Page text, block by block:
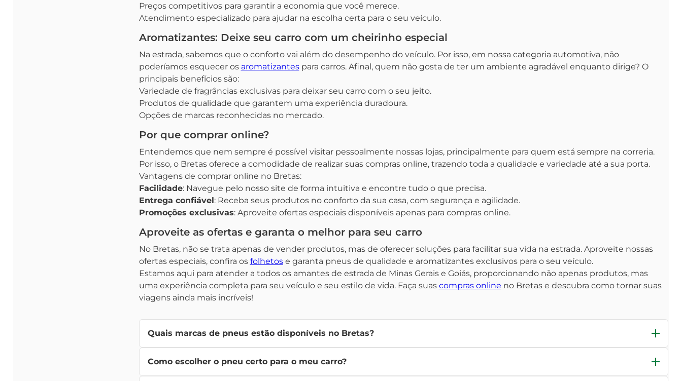
Preços competitivos para garantir a economia que você merece.
Atendimento especializado para ajudar na escolha certa para o seu veículo.
Aromatizantes: Deixe seu carro com um cheirinho especial
Na estrada, sabemos que o conforto vai além do desempenho do veículo. Por isso, em nossa categoria automotiva, não
poderíamos esquecer os aromatizantespara carros. Afinal, quem não gosta de ter um ambiente agradável enquanto dirige? O
principais benefícios são:
Variedade de fragrâncias exclusivas para deixar seu carro com o seu jeito.
Produtos de qualidade que garantem uma experiência duradoura.
Opções de marcas reconhecidas no mercado.
Por que comprar online?
Entendemos que nem sempre é possível visitar pessoalmente nossas lojas, principalmente para quem está sempre na correria.
Por isso, o Bretas oferece a comodidade de realizar suas compras online, trazendo toda a qualidade e variedade até a sua porta.
Vantagens de comprar online no Bretas:
Facilidade: Navegue pelo nosso site de forma intuitiva e encontre tudo o que precisa.
Entrega confiável: Receba seus produtos no conforto da sua casa, com segurança e agilidade.
Promoções exclusivas: Aproveite ofertas especiais disponíveis apenas para compras online.
Aproveite as ofertas e garanta o melhor para seu carro
No Bretas, não se trata apenas de vender produtos, mas de oferecer soluções para facilitar sua vida na estrada. Aproveite nossas
ofertas especiais, confira os folhetose garanta pneus de qualidade e aromatizantes exclusivos para o seu veículo.
Estamos aqui para atender a todos os amantes de estrada de Minas Gerais e Goiás, proporcionando não apenas produtos, mas
uma experiência completa para seu veículo e seu estilo de vida. Faça suas compras online no Bretas e descubra como tornar suas
viagens ainda mais incríveis!
Quais marcas de pneus estão disponíveis no Bretas?
pneuideal para seu veículo.
Como escolher o pneu certo para o meu carro?